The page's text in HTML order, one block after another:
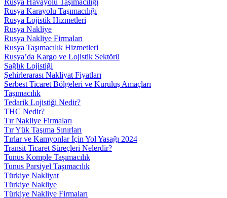
Rusya Karayolu Taşımacılığı
Rusya Lojistik Hizmetleri
Rusya Nakliye
Rusya Nakliye Firmaları
Rusya Taşımacılık Hizmetleri
Rusya’da Kargo ve Lojistik Sektörü
Sağlık Lojistiği
Şehirlerarası Nakliyat Fiyatları
Serbest Ticaret Bölgeleri ve Kuruluş Amaçları
Taşımacılık
Tedarik Lojistiği Nedir?
THC Nedir?
Tır Nakliye Firmaları
Tır Yük Taşıma Sınırları
Tırlar ve Kamyonlar İçin Yol Yasağı 2024
Transit Ticaret Süreçleri Nelerdir?
Tunus Komple Taşımacılık
Tunus Parsiyel Taşımacılık
Türkiye Nakliyat
Türkiye Nakliye
Türkiye Nakliye Firmaları